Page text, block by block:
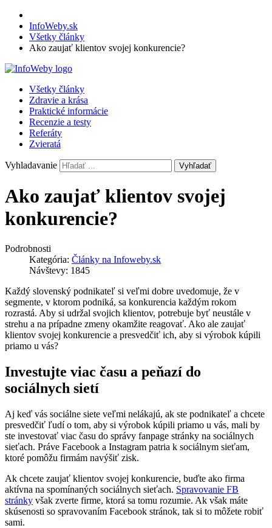
InfoWeby.sk
Všetky články
Ako zaujať klientov svojej konkurencie?
Všetky články
Zdravie a krása
Praktické informácie
Recenzie a testy
Referáty
Zvieratá
Vyhladavanie Vyhľadať
Ako zaujať klientov svojej
konkurencie?
Podrobnosti
Kategória: Články na Infoweby.sk
Návštevy: 1845
Každý slovenský podnikateľ si veľmi dobre uvedomuje, že v
segmente, v ktorom podniká, sa konkurencia každým rokom
rozrastá. Aby si udržal svojich klientov, potrebuje byť neustále v
strehu a na prípadne zmeny okamžite reagovať. Ako ale zaujať
klientov svojej konkurencie a presvedčiť ich, aby si výrobok kúpili
priamo u vás?
Investujte viac času a peňazí do
sociálnych sietí
Aj keď vás sociálne siete veľmi nelákajú, ak ste podnikateľ a chcete
presvedčiť ľudí o tom, aby si výrobok kúpili priamo u vás, mali by
ste investovať viac času do správy fanpage stránky na sociálnych
sieťach. Práve Facebook a Instagram patria k sociálnym sieťam,
ktoré pomôžu firmám navýšiť zisk.
Ak chcete zaujať klientov svojej konkurencie, buďte ako firma
aktívna na spomínaných sociálnych sieťach. Spravovanie FB
stránky však zverte firme, ktorá sa tomu rozumie. Ak však máte
skúsenosti so spravovaním Facebook stránok, tak si to môžete robiť
sami.